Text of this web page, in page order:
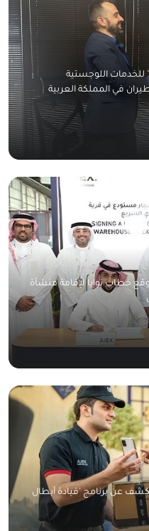
للخدمات اللوجستية
في المملكة العربية
خطاب نوايا لإقامة منشأة
عن برنامج 'قيادة أبطال